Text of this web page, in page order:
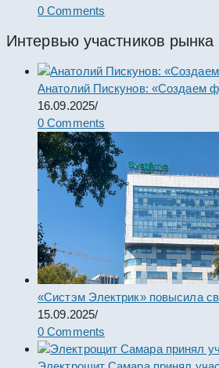
0 Comments
Интервью участников рынка
Анатолий Пискунов: «Создаем
16.09.2025/
0 Comments
«Систэм Электрик» повысила
15.09.2025/
0 Comments